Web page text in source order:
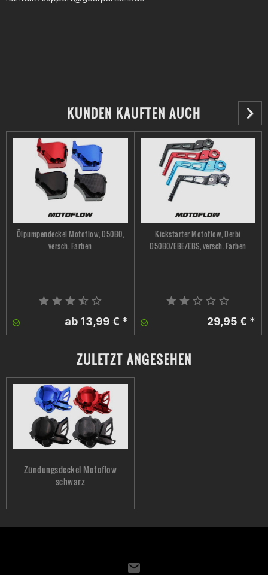
In Carboon schaut der Zündungsdeckel richtig gut aus. Dreck
Marvin Liam Frick
Optisch: TOP, Funktion: Meh... Sehr schöner Zündungsdeckel
Passt nicht ganz auf mein Moped (Derbi Senda 50 DRD X-
Treme D50B0 E4). Links unten bei der Abdeckung ist eine der
Anhöhungen zu niedrig, daher musste ich (wegen eines Kabels)
Muy buen precio/calidad . Algo caro el color carbono pero
José Rubio
En mi Derbi Senda Racing Euro 4 no encaja, es exactamente
igual que la original pero 1 cm más peque?o por la parte
superior
KUNDEN KAUFTEN AUCH
Ölpumpendeckel Motoflow, D50B0,
versch. Farben
ab 13,99 € *
Kickstarter Motoflow, Derbi
D50B0/EBE/EBS, versch. Farben
29,95 € *
ZULETZT ANGESEHEN
Zündungsdeckel Motoflow
schwarz